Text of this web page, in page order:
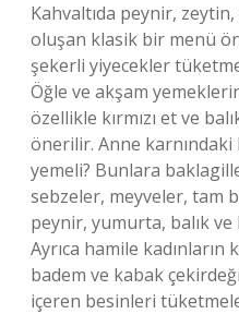
Kahvaltıda peynir,
oluşan klasik bir menü
şekerli yiyecekler
Öğle ve akşam
özellikle kırmızı et ve
önerilir. Anne
yemeli? Bunlara
sebzeler, meyveler, tam
peynir, yumurta, balık
Ayrıca hamile kadınların
badem ve kabak
içeren besinleri